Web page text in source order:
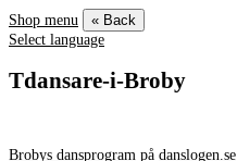
Shop menu
« Back
Select language
Tdansare-i-Broby
Brobys dansprogram på danslogen.se